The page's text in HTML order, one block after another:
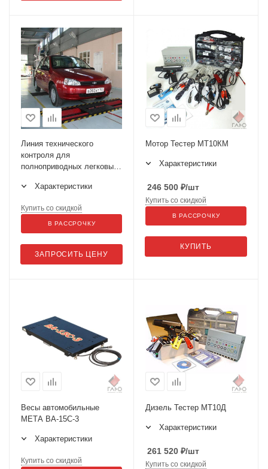
Линия технического
контроля для
полноприводных легковых
микроавтобусов ЛТК-С
Характеристики
ЗАПРОСИТЬ ЦЕНУ
Купить со скидкой
В РАССРОЧКУ
Мотор Тестер МТ10КМ
Характеристики
246 500 ₽/шт
КУПИТЬ
Купить со скидкой
В РАССРОЧКУ
Весы автомобильные
МЕТА ВА-15С-3
Характеристики
Купить со скидкой
Дизель Тестер МТ10Д
Характеристики
261 520 ₽/шт
Купить со скидкой